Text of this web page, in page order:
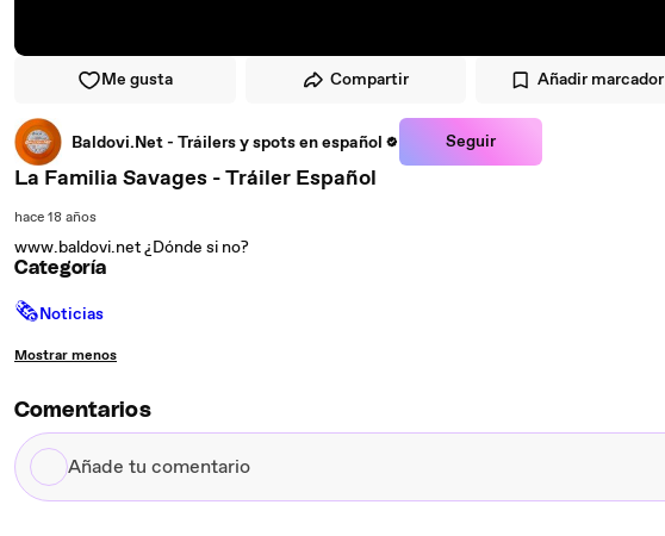
Me gusta Compartir Añadir marcador
Baldovi.Net - Tráilers y spots en español Seguir
La Familia Savages - Tráiler Español
hace 18 años
www.baldovi.net ¿Dónde si no?
Categoría
🗞Noticias
Mostrar menos
Comentarios
Añade
tu